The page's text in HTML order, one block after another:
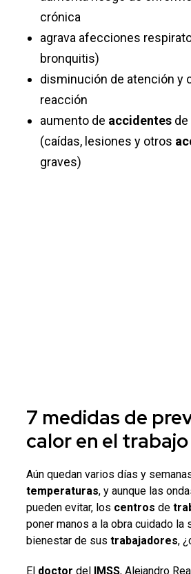
crónica
agrava afecciones
bronquitis)
disminución de atención y
reacción
aumento de accidentesde
(caídas, lesiones y otros
graves)
7 medidas de
caloren el trabajo
Aún quedan varios días y
temperaturas, y aunque las
pueden evitar, los centros de
poner manos a la obra cuidado la
bienestar de sus trabajadores,
El doctor del IMSS, Alejandro